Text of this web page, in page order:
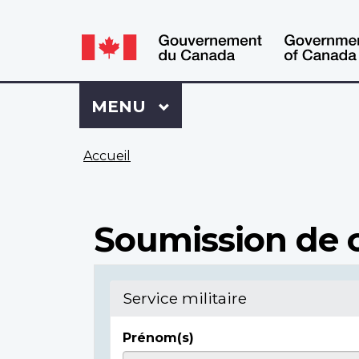
Language
switcher
Language
switcher
Se
connecter
à
Dossier
Menu
MENU PRINCIPAL
Accueil
Soumission de
Service militaire
Prénom(s)